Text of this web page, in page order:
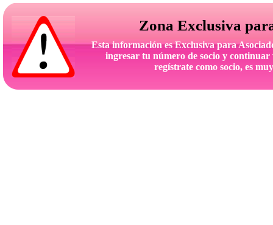
Esta información es Exclusiva para
ingresar tu número de socio y
regístrate como socio, es
Zona Exclusiva